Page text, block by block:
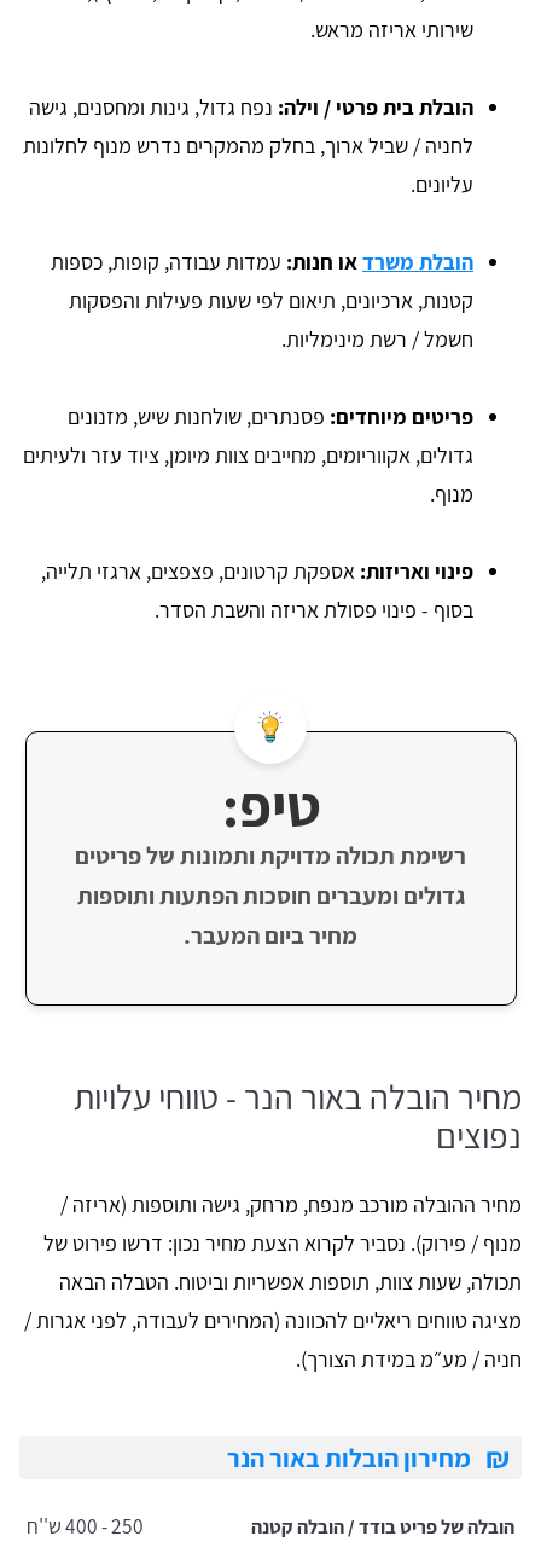
שירותי אריזה מראש.
הובלת בית פרטי / וילה: נפח גדול, גינות ומחסנים, גישה
לחניה / שביל ארוך, בחלק מהמקרים נדרש מנוף לחלונות
עליונים.
הובלת משרדאו חנות: עמדות עבודה, קופות, כספות
קטנות, ארכיונים, תיאום לפי שעות פעילות והפסקות
חשמל / רשת מינימליות.
פריטים מיוחדים: פסנתרים, שולחנות שיש, מזנונים
גדולים, אקווריומים, מחייבים צוות מיומן, ציוד עזר ולעיתים
מנוף.
פינוי ואריזות: אספקת קרטונים, פצפצים, ארגזי תלייה,
בסוף - פינוי פסולת אריזה והשבת הסדר.
טיפ:
רשימת תכולה מדויקת ותמונות של פריטים
גדולים ומעברים חוסכות הפתעות ותוספות
מחיר ביום המעבר.
מחיר הובלה באור הנר - טווחי עלויות
נפוצים
מחיר ההובלה מורכב מנפח, מרחק, גישה ותוספות (אריזה /
מנוף / פירוק). נסביר לקרוא הצעת מחיר נכון: דרשו פירוט של
תכולה, שעות צוות, תוספות אפשריות וביטוח. הטבלה הבאה
מציגה טווחים ריאליים להכוונה (המחירים לעבודה, לפני אגרות /
חניה / מע״מ במידת הצורך).
₪ מחירון הובלות באור הנר
הובלה של פריט בודד / הובלה קטנה 250 - 400 ש''ח